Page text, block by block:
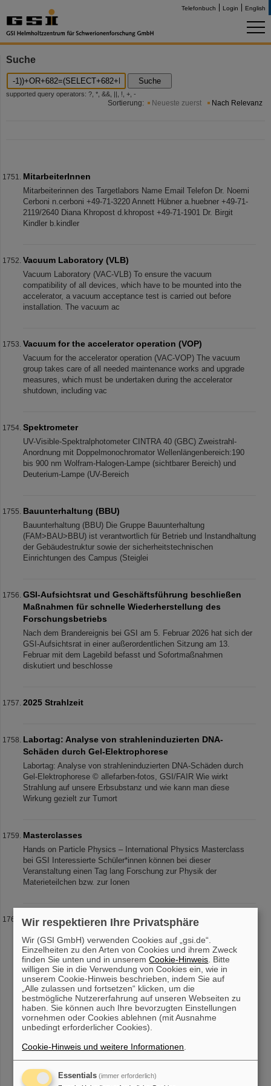
Telefonbuch Login English
Suche
Suche
supported query operators: ?, *, &&, ||, !, +, -
Sortierung: Neueste zuerst Nach Relevanz
MitarbeiterInnen
Mitarbeiterinnen des Targetlabors Name Email Telefon Dr. Noemi
Cerboni n.cerboni +49-71-3220 Annett Hübner a.huebner +49-71-
2119/2640 Diana Khropost d.khropost +49-71-1901 Dr. Birgit
Kindler b.kindler
Vacuum Laboratory (VLB)
Vacuum Laboratory (VAC-VLB) To ensure the vacuum
compatibility of all devices, which have to be mounted into the
accelerator, a vacuum acceptance test is carried out before
installation. The vacuum ac
Vacuum for the accelerator operation (VOP)
Vacuum for the accelerator operation (VAC-VOP) The vacuum
group takes care of all needed maintenance works and upgrade
measures, which must be undertaken during the accelerator
shutdown, including vac
Spektrometer
UV-Visible-Spektralphotometer CINTRA 40 (GBC) Zweistrahl-
Anordnung mit Doppelmonochromator Wellenlängenbereich:190
bis 900 nm Wolfram-Halogen-Lampe (sichtbarer Bereich) und
Deuterium-Lampe (UV-Bereich
Bauunterhaltung (BBU)
Bauunterhaltung (BBU) Die Gruppe Bauunterhaltung
(FAM>BAU>BBU) ist verantwortlich für Betrieb und Instandhaltung
der Gebäudestruktur sowie der sicherheitstechnischen
Einrichtungen des Campus (Steiglei
GSI-Aufsichtsrat und Geschäftsführung beschließen
Maßnahmen für schnelle Wiederherstellung des
Forschungsbetriebs
Nach dem Brandereignis bei GSI am 5. Februar 2026 hat sich der
GSI-Aufsichtsrat in einer außerordentlichen Sitzung am 13.
Februar mit dem Lagebild befasst und Sofortmaßnahmen
diskutiert und beschlosse
2025 Strahlzeit
Labortag: Analyse von strahleninduzierten DNA-
Schäden durch Gel-Elektrophorese
Labortag: Analyse von strahleninduzierten DNA-Schäden durch
Gel-Elektrophorese © allefarben-fotos, GSI/FAIR Wie wirkt
Strahlung auf unsere Erbsubstanz und wie kann man diese
Wirkung gezielt zur Tumort
Masterclasses
Hands on Particle Physics – International Physics Masterclass
bei GSI Interessierte Schüler*innen können bei dieser
Veranstaltung einen Tag lang Forschung zur Physik der
Materieteilchen bzw. zur Ionen
Schüler*innenlabor @ SCIENCE POP-UP
mit dem Schüler*innenlabor auch ein Angebot für ganze Kurse aus
der gymnasialen Oberstufe in den SCIENCE POP-UP. Folgende
Versuche aus den Bere
« .... 171 172 173 174 175 176 177
178
179
180 .... »
Wir respektieren Ihre Privatsphäre
Wir (GSI GmbH) verwenden Cookies auf „gsi.de“.
Einzelheiten zu den Arten von Cookies und ihrem Zweck
finden Sie unten und in unseremCookie-Hinweis . Bitte
willigen Sie in die Verwendung von Cookies ein, wie in
unserem Cookie-Hinweis beschrieben, indem Sie auf
„Alle zulassen und fortsetzen“ klicken, um die
bestmögliche Nutzererfahrung auf unseren Webseiten zu
haben. Sie können auch Ihre bevorzugten Einstellungen
vornehmen oder Cookies ablehnen (mit Ausnahme
unbedingt erforderlicher Cookies).
Cookie-Hinweis und weitere Informationen
Essentials (immer erforderlich)